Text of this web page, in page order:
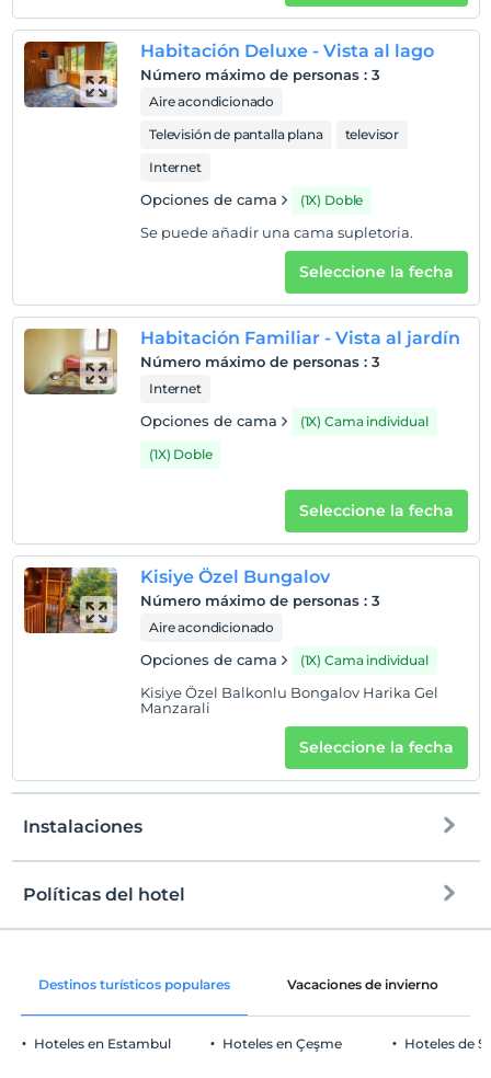
habitaciones para no fumadores
Niños
Los bebés menores de 2 no pagan
Habitación Deluxe - Vista al lago
Número máximo de personas : 3
Aire acondicionado
Televisión de pantalla plana
televisor
Internet
Opciones de cama (1X) Doble
Se puede añadir una cama supletoria.
Seleccione la fecha
Habitación Familiar - Vista al jardín
Número máximo de personas : 3
Internet
Opciones de cama
(1X) Cama individual
(1X) Doble
Seleccione la fecha
Kisiye Özel Bungalov
Número máximo de personas : 3
Aire acondicionado
Opciones de cama (1X) Cama individual
Kisiye Özel Balkonlu Bongalov Harika Gel
Manzarali
Seleccione la fecha
Instalaciones
Zonas comunes y todas las habitaciones
Políticas del hotel
Entrada
Salida
Antes de las 14:00
Mascotas
Destinos turísticos populares Vacaciones de invierno
Hoteles en Estambul Hoteles en Çeşme Hoteles de